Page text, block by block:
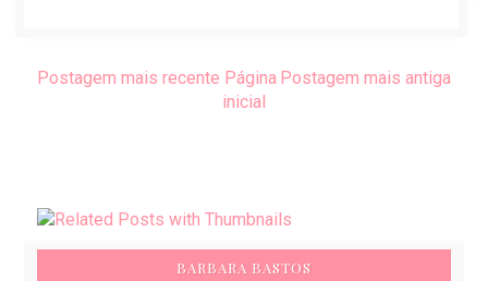
Postagem mais recente Postagem mais antiga
Página
inicial
BARBARA BASTOS